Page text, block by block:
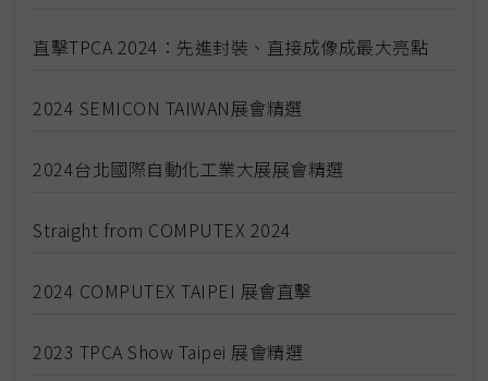
直擊TPCA 2024：先進封裝、直接成像成最大亮點
2024 SEMICON TAIWAN展會精選
2024台北國際自動化工業大展展會精選
Straight from COMPUTEX 2024
2024 COMPUTEX TAIPEI 展會直擊
2023 TPCA Show Taipei 展會精選